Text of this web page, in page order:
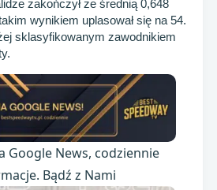
zakończył ze średnią 0,648
wynikiem uplasował się na 54.
sklasyfikowanym zawodnikiem
Google News, codziennie
Bądź z Nami